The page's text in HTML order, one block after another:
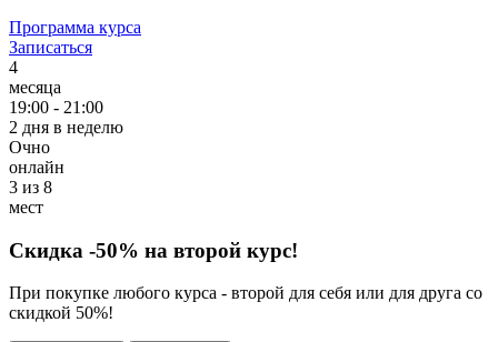
Программа курса
Записаться
4
месяца
19:00 - 21:00
2 дня в неделю
Очно
онлайн
3 из 8
мест
Скидка -50% на второй курс!
При покупке любого курса - второй для себя или для друга со
скидкой 50%!